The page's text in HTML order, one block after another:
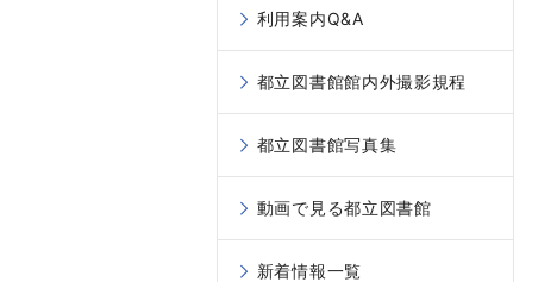
利用案内Q&A
都立図書館館内外撮影規程
都立図書館写真集
動画で見る都立図書館
新着情報一覧